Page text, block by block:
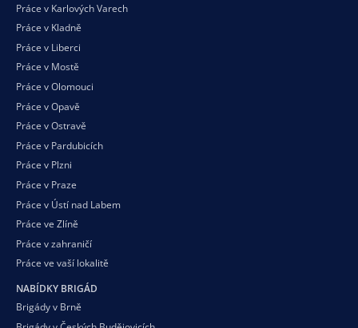
Práce v Karlových Varech
Práce v Kladně
Práce v Liberci
Práce v Mostě
Práce v Olomouci
Práce v Opavě
Práce v Ostravě
Práce v Pardubicích
Práce v Plzni
Práce v Praze
Práce v Ústí nad Labem
Práce ve Zlíně
Práce v zahraničí
Práce ve vaší lokalitě
NABÍDKY BRIGÁD
Brigády v Brně